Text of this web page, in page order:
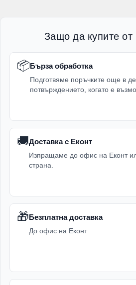
Защо да купите
📦Бърза обработка
Подготвяме поръчките още в
потвърждението, когато е
🚚Доставка с Еконт
Изпращаме до офис на Еконт
страна.
🎁Безплатна доставка
До офис на Еконт